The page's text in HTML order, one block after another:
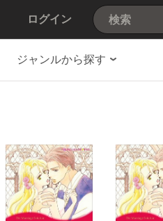
ログイン
ジャンルから探す